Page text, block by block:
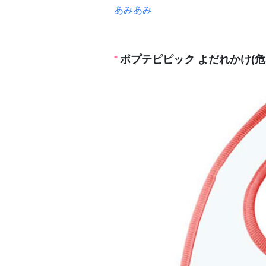
あみあみ
ポプテピピック よだれかけ(